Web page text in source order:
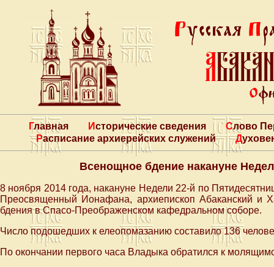
Главная Исторические сведения
Слово
Расписание архиерейских служений
Всенощное бдение накануне
8 ноября 2014 года, накануне Недели 22-й по
Преосвященный Ионафана, архиепископ Абаканский и
бдения в Спасо-Преображенском кафедральном соборе.
Число подошедших к елеопомазанию составило 136
По окончании первого часа Владыка обратился к